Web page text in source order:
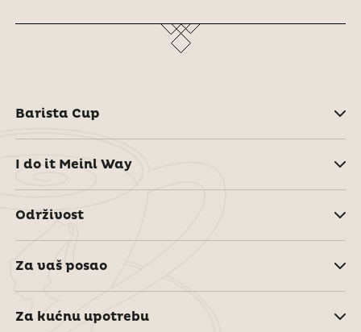
Barista Cup
I do it Meinl Way
Održivost
Za vaš posao
Za kućnu upotrebu